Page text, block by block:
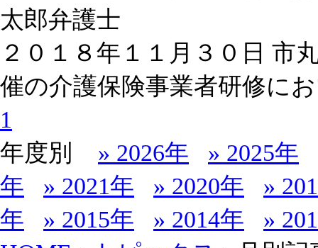
太郎弁護士
２０１８年１１月３０日 市
催の介護保険事業者研修に
1
年度別 » 2026年
» 2025年
年
» 2021年 » 2020年
»
年
» 2015年 » 2014年
»